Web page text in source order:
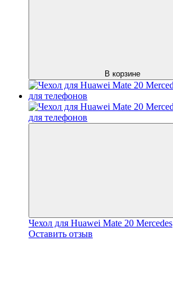
В корзине
Чехол для Huawei Mate 20 Mercedes
Оставить отзыв